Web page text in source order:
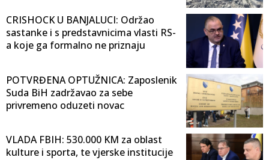
CRISHOCK U BANJALUCI: Održao
sastanke i s predstavnicima vlasti RS-
a koje ga formalno ne priznaju
POTVRĐENA OPTUŽNICA: Zaposlenik
Suda BiH zadržavao za sebe
privremeno oduzeti novac
VLADA FBIH: 530.000 KM za oblast
kulture i sporta, te vjerske institucije